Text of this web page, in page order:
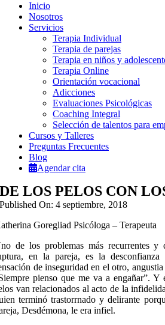
Inicio
Nosotros
Servicios
Terapia Individual
Terapia de parejas
Terapia en niños y
Terapia Online
Orientación vocacional
Adicciones
Evaluaciones Psicológicas
Coaching Integral
Selección de talentos para
Cursos y Talleres
Preguntas Frecuentes
Blog
Agendar cita
DE LOS PELOS CON
Published On: 4 septiembre, 2018
Goregliad Psicóloga – Terapeuta
de los problemas más recurrentes y
en la pareja, es la
de inseguridad en el otro,
pienso que me va a engañar”.
van relacionados al acto de la
terminó trastorrnado y delirante
Desdémona, le era infiel.